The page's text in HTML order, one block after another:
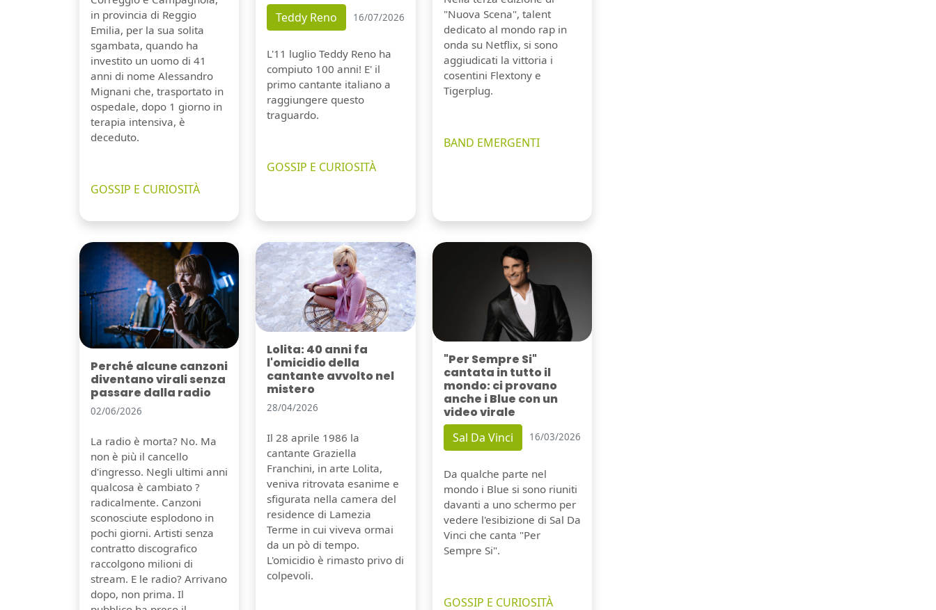
in provincia di Reggio
Emilia, per la sua solita
sgambata, quando ha
investito un uomo di 41
anni di nome Alessandro
Mignani che, trasportato in
ospedale, dopo 1 giorno in
terapia intensiva, è
deceduto.
GOSSIP E CURIOSITÀ
Teddy Reno 16/07/2026
L'11 luglio Teddy Reno ha
compiuto 100 anni! E' il
primo cantante italiano a
raggiungere questo
traguardo.
GOSSIP E CURIOSITÀ
"Nuova Scena", talent
dedicato al mondo rap in
onda su Netflix, si sono
aggiudicati la vittoria i
cosentini Flextony e
Tigerplug.
BAND EMERGENTI
Perché alcune canzoni
diventano virali senza
passare dalla radio
02/06/2026
La radio è morta? No. Ma
non è più il cancello
d'ingresso. Negli ultimi anni
qualcosa è cambiato ?
radicalmente. Canzoni
sconosciute esplodono in
pochi giorni. Artisti senza
contratto discografico
raccolgono milioni di
stream. E le radio? Arrivano
dopo, non prima. Il
Lolita: 40 anni fa
l'omicidio della
cantante avvolto nel
mistero
28/04/2026
Il 28 aprile 1986 la
cantante Graziella
Franchini, in arte Lolita,
veniva ritrovata esanime e
sfigurata nella camera del
residence di Lamezia
Terme in cui viveva ormai
da un pò di tempo.
L'omicidio è rimasto privo di
colpevoli.
"Per Sempre Si"
cantata in tutto il
mondo: ci provano
anche i Blue con un
video virale
Sal Da Vinci 16/03/2026
Da qualche parte nel
mondo i Blue si sono riuniti
davanti a uno schermo per
vedere l'esibizione di Sal Da
Vinci che canta "Per
Sempre Si".
GOSSIP E CURIOSITÀ